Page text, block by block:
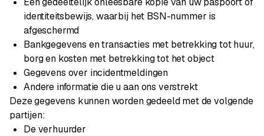
identiteitsbewijs, waarbij het BSN-nummer is
afgeschermd
Bankgegevens en transacties met betrekking tot huur,
borg en kosten met betrekking tot het object
Gegevens over incidentmeldingen
Andere informatie die u aan ons verstrekt
Deze gegevens kunnen worden gedeeld met de volgende
partijen:
De verhuurder